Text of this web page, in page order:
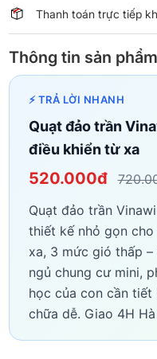
Thanh toán trực tiếp
Thông tin sản phẩm
⚡ TRẢ LỜI NHANH
Quạt đảo trần
điều khiển từ xa
520.000đ
Quạt đảo trần
thiết kế nhỏ gọn
xa, 3 mức gió thấp
ngủ chung cư mini,
học của con cần tiết
chữa dễ. Giao 4H